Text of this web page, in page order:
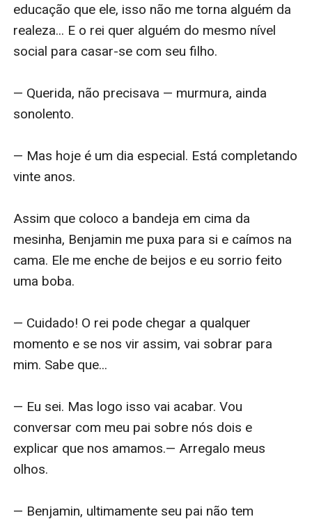
educação que ele, isso não me torna alguém da
realeza... E o rei quer alguém do mesmo nível
social para casar-se com seu filho.
— Querida, não precisava — murmura, ainda
sonolento.
— Mas hoje é um dia especial. Está completando
vinte anos.
Assim que coloco a bandeja em cima da
mesinha, Benjamin me puxa para si e caímos na
cama. Ele me enche de beijos e eu sorrio feito
uma boba.
— Cuidado! O rei pode chegar a qualquer
momento e se nos vir assim, vai sobrar para
mim. Sabe que...
— Eu sei. Mas logo isso vai acabar. Vou
conversar com meu pai sobre nós dois e
explicar que nos amamos.— Arregalo meus
olhos.
— Benjamin, ultimamente seu pai não tem